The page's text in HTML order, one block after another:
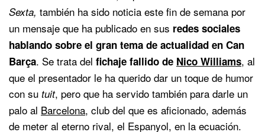
Sexta, también ha sido noticia este fin de semana por
un mensaje que ha publicado en sus redes sociales
hablando sobre el gran tema de actualidad en Can
Barça. Se trata del fichaje fallido de Nico Williams, al
que el presentador le ha querido dar un toque de humor
con su tuit, pero que ha servido también para darle un
palo al Barcelona, club del que es aficionado, además
de meter al eterno rival, el Espanyol, en la ecuación.